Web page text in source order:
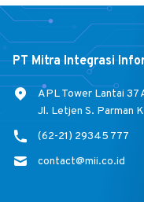
PT Mitra Integrasi
APL Tower Lantai 37
Jl. Letjen S. Parman
(62-21) 29345 777
contact@mii.co.id